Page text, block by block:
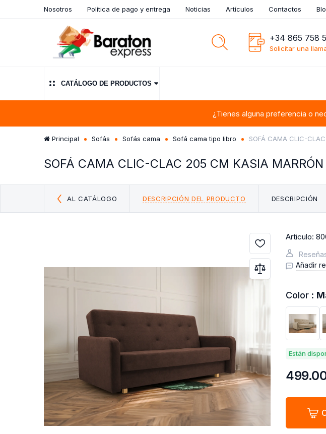
Nosotros Política de pago y entrega Noticias Artículos Contactos
+34 865 758
Solicitar una
CATÁLOGO DE PRODUCTOS
¿Tienes alguna preferencia o
Principal Sofás Sofás cama Sofá cama tipo libro SOFÁ CAMA CLIC-
SOFÁ CAMA CLIC-CLAC 205 CM KASIA MARRÓN
AL CATÁLOGO DESCRIPCIÓN DEL PRODUCTO DESCRIPCIÓN
Articulo:
Añadir
Color :
Están